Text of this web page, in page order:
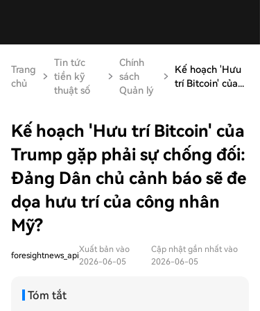
Trang
chủ
Tin tức
tiền kỹ
thuật số
Chính
sách
Quản lý
Kế hoạch 'Hưu
trí Bitcoin' của...
Kế hoạch 'Hưu trí Bitcoin' của
Trump gặp phải sự chống đối:
Đảng Dân chủ cảnh báo sẽ đe
dọa hưu trí của công nhân
Mỹ?
foresightnews_api
Xuất bản vào
2026-06-05
Cập nhật gần nhất vào
2026-06-05
Tóm tắt